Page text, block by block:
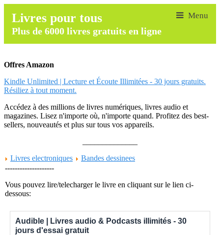
Livres pour tous
Plus de 6000 livres gratuits en ligne
Offres Amazon
Kindle Unlimited | Lecture et Écoute Illimitées - 30 jours gratuits.
Résiliez à tout moment.
Accédez à des millions de livres numériques, livres audio et
magazines. Lisez n'importe où, n'importe quand. Profitez des best-
sellers, nouveautés et plus sur tous vos appareils.
Livres electroniques
Bandes dessinees
--------------------
Vous pouvez lire/telecharger le livre en cliquant sur le lien ci-
dessous:
Audible | Livres audio & Podcasts illimités - 30
jours d'essai gratuit